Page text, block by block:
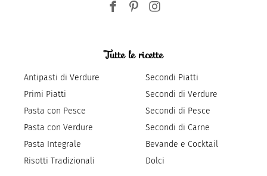
Tutte le ricette
Antipasti di Verdure
Primi Piatti
Pasta con Pesce
Pasta con Verdure
Pasta Integrale
Risotti Tradizionali
Secondi Piatti
Secondi di Verdure
Secondi di Pesce
Secondi di Carne
Bevande e Cocktail
Dolci